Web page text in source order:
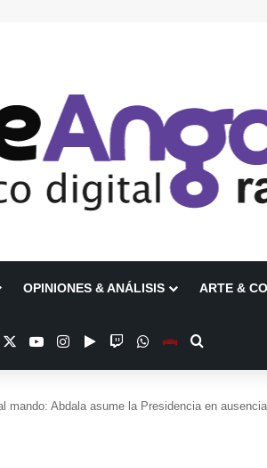
OPINIONES & ANÁLISIS ARTE &
YouTubeInstagramGoogle Play
TwitchWhatsAppEscuchanos
mando: Abdala asume la Presidencia en